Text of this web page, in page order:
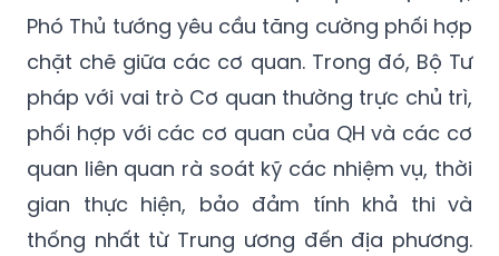
Phó Thủ tướng yêu cầu tăng cường phối hợp
chặt chẽ giữa các cơ quan. Trong đó, Bộ Tư
pháp với vai trò Cơ quan thường trực chủ trì,
phối hợp với các cơ quan của QH và các cơ
quan liên quan rà soát kỹ các nhiệm vụ, thời
gian thực hiện, bảo đảm tính khả thi và
thống nhất từ Trung ương đến địa phương.